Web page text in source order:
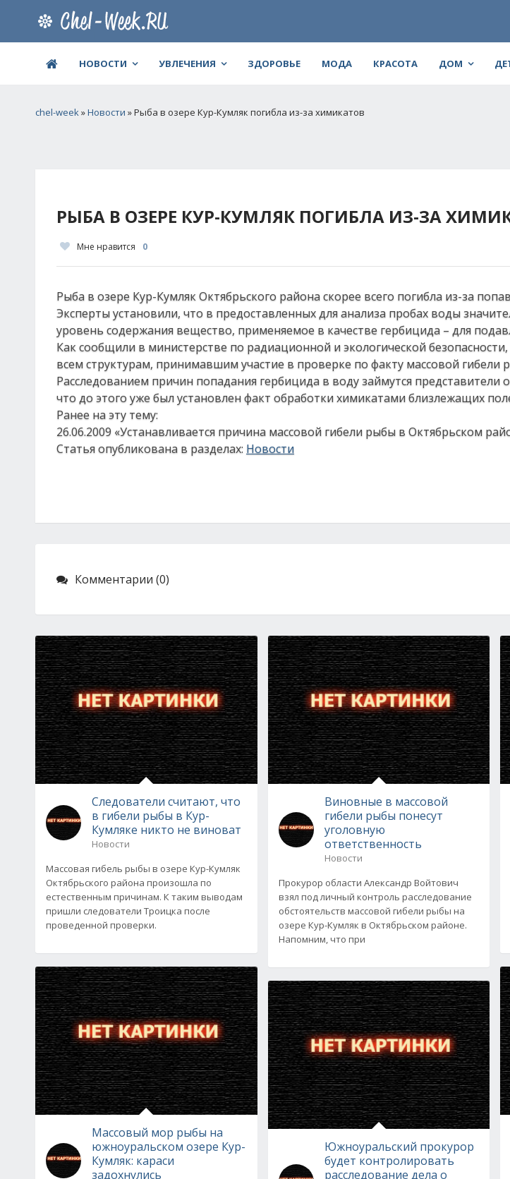
НОВОСТИ УВЛЕЧЕНИЯ ЗДОРОВЬЕ МОДА КРАСОТА ДОМ
chel-week»Новости » Рыба в озере Кур-Кумляк погибла из-за химикатов
РЫБА В ОЗЕРЕ КУР-КУМЛЯК ПОГИБЛА ИЗ-ЗА
Мне нравится 0
Рыба в озере Кур-Кумляк Октябрьского района скорее всего погибла из-за
Эксперты установили, что в предоставленных для анализа пробах воды
уровень содержания вещество, применяемое в качестве гербицида – для
Как сообщили в министерстве по радиационной и экологической
всем структурам, принимавшим участие в проверке по факту массовой гибели
Расследованием причин попадания гербицида в воду займутся
что до этого уже был установлен факт обработки химикатами близлежащих
Ранее на эту тему:
26.06.2009 «Устанавливается причина массовой гибели рыбы в Октябрьском
Статья опубликована в разделах: Новости
Комментарии (0)
Следователи считают, что
в гибели рыбы в Кур-
Кумляке никто не виноват
Новости
Массовая гибель рыбы в озере Кур-Кумляк
Октябрьского района произошла по
естественным причинам. К таким выводам
пришли следователи Троицка после
проведенной проверки.
Массовый мор рыбы на
южноуральском озере Кур-
Кумляк: караси
задохнулись
Виновные в массовой
гибели рыбы понесут
уголовную
ответственность
Новости
Прокурор области Александр Войтович
взял под личный контроль расследование
обстоятельств массовой гибели рыбы на
озере Кур-Кумляк в Октябрьском районе.
Напомним, что при
Южноуральский прокурор
будет контролировать
расследование дела о